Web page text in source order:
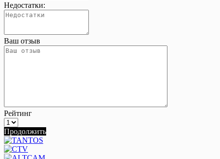
Недостатки:
Ваш отзыв
Рейтинг
Продолжить